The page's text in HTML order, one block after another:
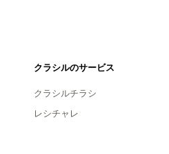
クラシルのサービス
クラシルチラシ
レシチャレ